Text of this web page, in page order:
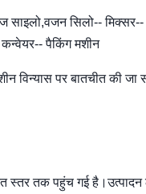
साइलो,वजन सिलो--
पैकिंग मशीन
विन्यास पर बातचीत की जा
तक पहुंच गई है।उत्पादन